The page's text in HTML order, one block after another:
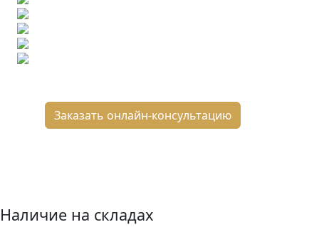
Заказать онлайн-консультацию
Наличие на складах